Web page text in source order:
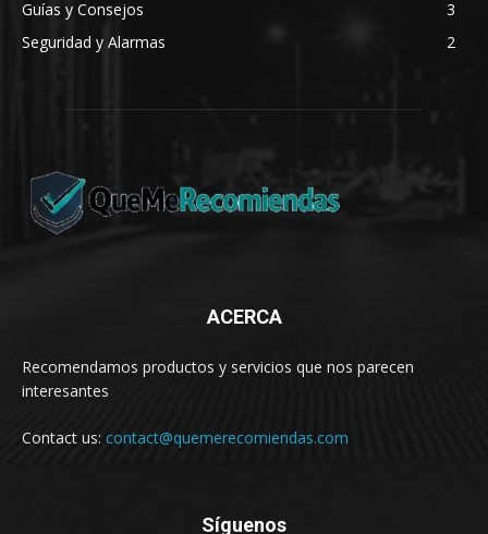
Guías y Consejos
3
Seguridad y Alarmas
2
ACERCA
Recomendamos productos y servicios que nos parecen
interesantes
Contact us: contact@quemerecomiendas.com
Síguenos